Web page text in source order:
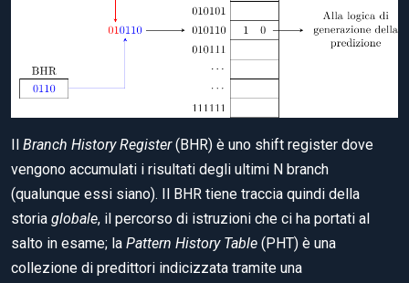
Il Branch History Register(BHR) è uno shift register dove
vengono accumulati i risultati degli ultimi N branch
(qualunque essi siano). Il BHR tiene traccia quindi della
storia globale, il percorso di istruzioni che ci ha portati al
salto in esame; la Pattern History Table (PHT) è una
collezione di predittori indicizzata tramite una